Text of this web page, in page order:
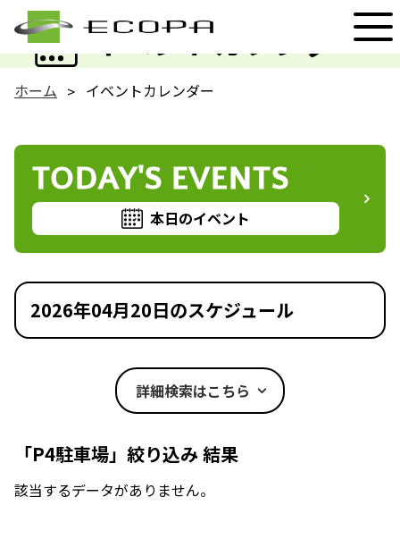
イベントカレンダー
EVENT
ホーム イベントカレンダー
TODAY'S EVENTS
本日のイベント
2026年04月20日のスケジュール
詳細検索はこちら
「P4駐車場」絞り込み 結果
該当するデータがありません。